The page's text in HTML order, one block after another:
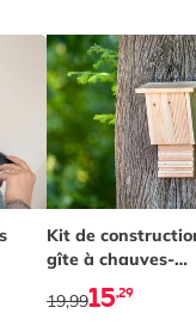
Kit de
gîte à chauves-
souris Igor
15,29
19,99